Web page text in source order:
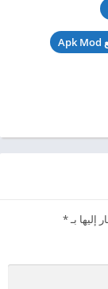
إليها بـ*